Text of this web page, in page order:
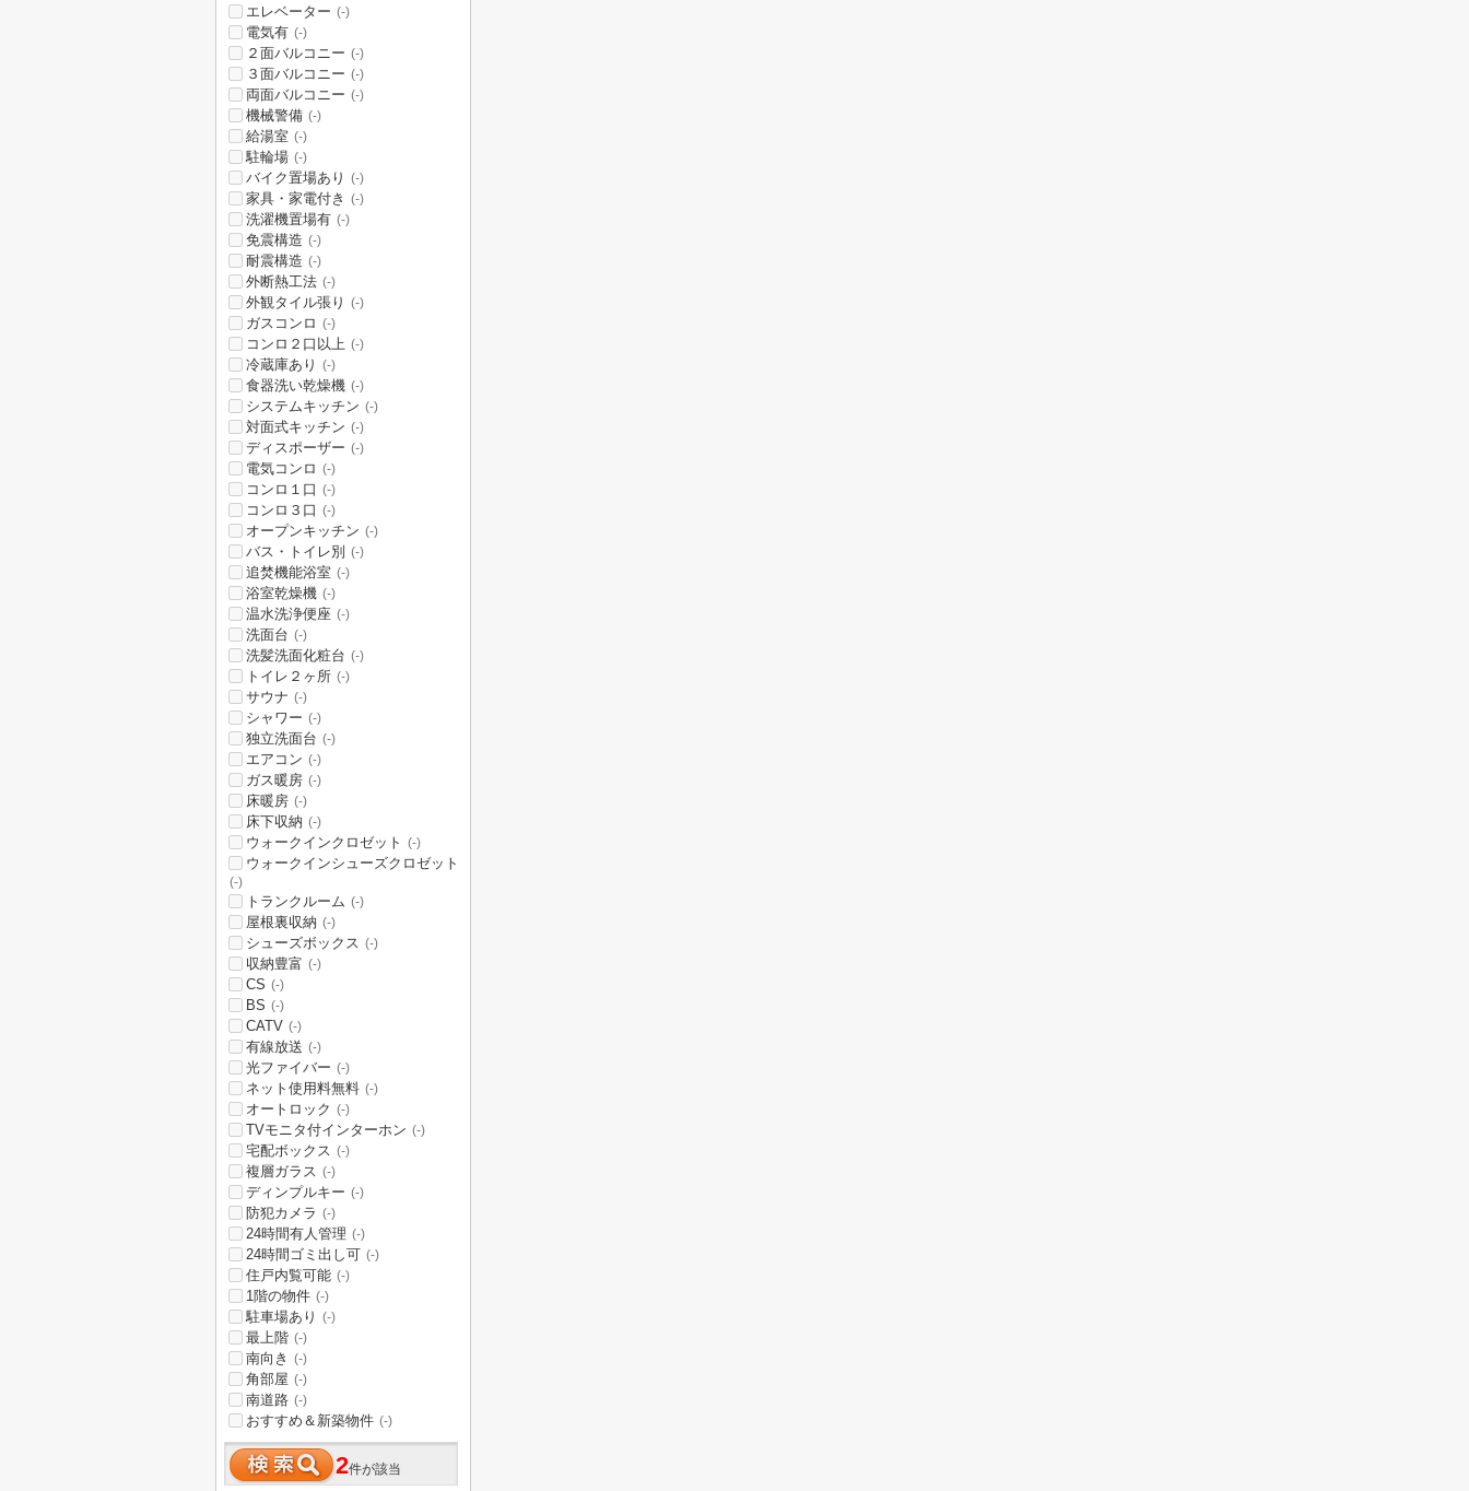
エレベーター (-)
電気有 (-)
２面バルコニー (-)
３面バルコニー (-)
両面バルコニー (-)
機械警備 (-)
給湯室 (-)
駐輪場 (-)
バイク置場あり (-)
家具・家電付き (-)
洗濯機置場有 (-)
免震構造 (-)
耐震構造 (-)
外断熱工法 (-)
外観タイル張り (-)
ガスコンロ (-)
コンロ２口以上 (-)
冷蔵庫あり (-)
食器洗い乾燥機 (-)
システムキッチン (-)
対面式キッチン (-)
ディスポーザー (-)
電気コンロ (-)
コンロ１口 (-)
コンロ３口 (-)
オープンキッチン (-)
バス・トイレ別 (-)
追焚機能浴室 (-)
浴室乾燥機 (-)
温水洗浄便座 (-)
洗面台 (-)
洗髪洗面化粧台 (-)
トイレ２ヶ所 (-)
サウナ (-)
シャワー (-)
独立洗面台 (-)
エアコン (-)
ガス暖房 (-)
床暖房 (-)
床下収納 (-)
ウォークインクロゼット (-)
ウォークインシューズクロゼット
(-)
トランクルーム (-)
屋根裏収納 (-)
シューズボックス (-)
収納豊富 (-)
CS (-)
BS (-)
CATV (-)
有線放送 (-)
光ファイバー (-)
ネット使用料無料 (-)
オートロック (-)
TVモニタ付インターホン (-)
宅配ボックス (-)
複層ガラス (-)
ディンプルキー (-)
防犯カメラ (-)
24時間有人管理 (-)
24時間ゴミ出し可 (-)
住戸内覧可能 (-)
1階の物件 (-)
駐車場あり (-)
最上階 (-)
南向き (-)
角部屋 (-)
南道路 (-)
おすすめ＆新築物件 (-)
2件が該当